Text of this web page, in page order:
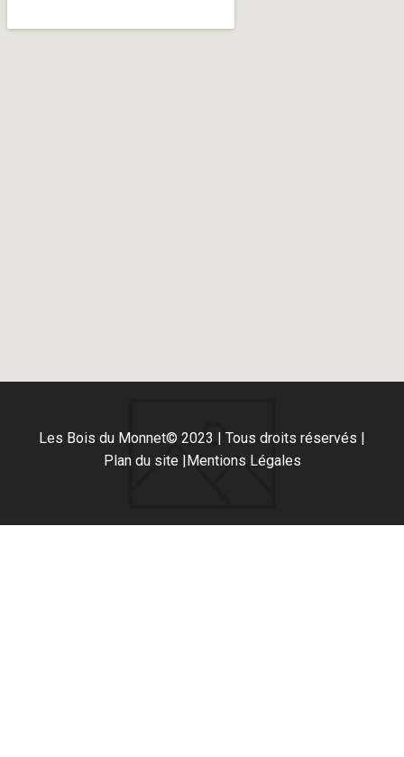
Les Bois du Monnet© 2023 | Tous droits réservés |
Plan du site |
Mentions Légales